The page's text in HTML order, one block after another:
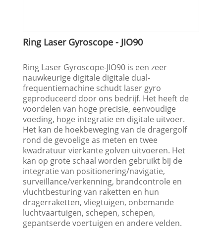
Ring Laser Gyroscope - JIO90
Ring Laser Gyroscope-JIO90 is een zeer
nauwkeurige digitale digitale dual-
frequentiemachine schudt laser gyro
geproduceerd door ons bedrijf. Het heeft de
voordelen van hoge precisie, eenvoudige
voeding, hoge integratie en digitale uitvoer.
Het kan de hoekbeweging van de dragergolf
rond de gevoelige as meten en twee
kwadratuur vierkante golven uitvoeren. Het
kan op grote schaal worden gebruikt bij de
integratie van positionering/navigatie,
surveillance/verkenning, brandcontrole en
vluchtbesturing van raketten en hun
dragerraketten, vliegtuigen, onbemande
luchtvaartuigen, schepen, schepen,
gepantserde voertuigen en andere velden.